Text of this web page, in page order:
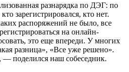
разнарядка по ДЭГ: по
зарегистрировался, кто нет.
распоряжений не было, все
на онлайн-
это еще впереди. У многих
разница», «Все уже решено».
поделился наш собеседник.